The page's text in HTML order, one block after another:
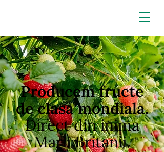
Producem fructe
de clasa mondiala.
Direct din inima
Marii Britanii.